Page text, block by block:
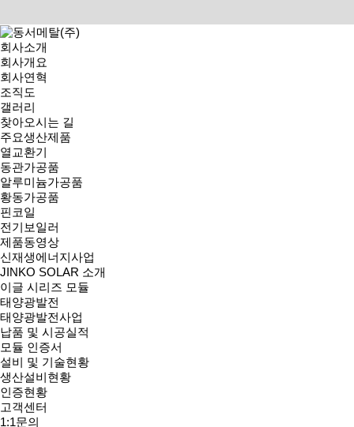
회사소개
회사개요
회사연혁
조직도
갤러리
찾아오시는 길
주요생산제품
열교환기
동관가공품
알루미늄가공품
황동가공품
핀코일
전기보일러
제품동영상
신재생에너지사업
JINKO SOLAR 소개
이글 시리즈 모듈
태양광발전
태양광발전사업
납품 및 시공실적
모듈 인증서
설비 및 기술현황
생산설비현황
인증현황
고객센터
1:1문의
HOME > >
서비스 이용약관